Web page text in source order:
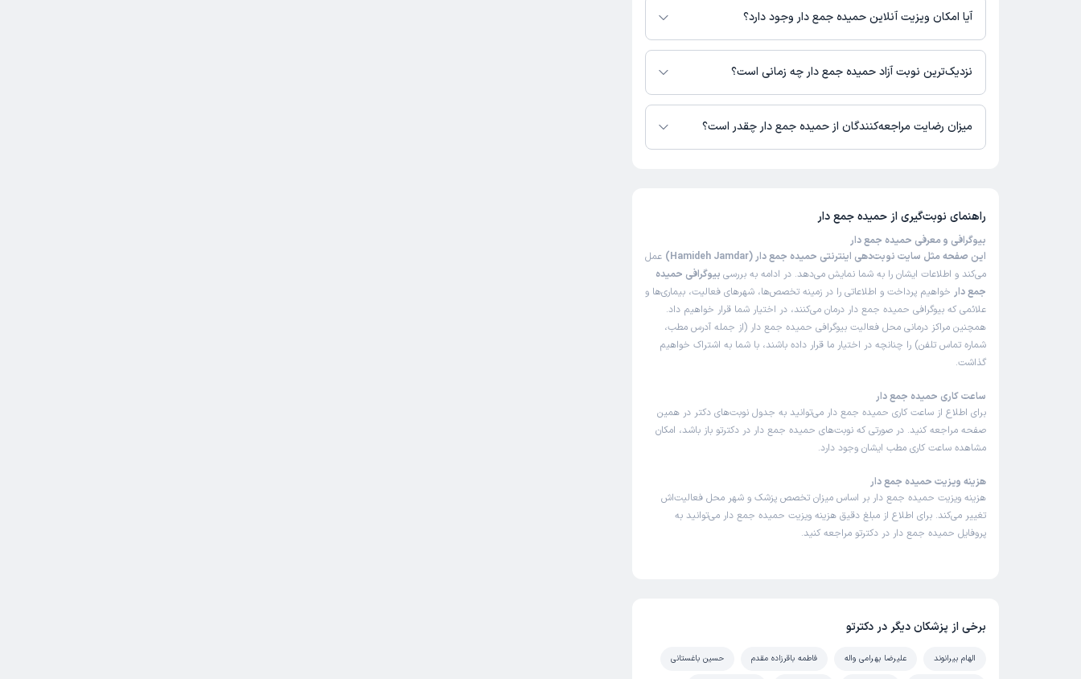
آیا امکان ویزیت آنلاین حمیده جمع دار وجود دارد؟
در حال حاضر اطلاعاتی درباره ارائه ویزیت آنلاین توسط حمیده جمع دار در دسترس
نیست. برای دریافت اطلاعات دقیق‌تر، لطفاً با مطب تماس بگیرید.
نزدیک‌ترین نوبت آزاد حمیده جمع دار چه زمانی است؟
زمان نوبت‌دهی و پذیرش بیماران با هماهنگی مطب مشخص می‌شود.
میزان رضایت مراجعه‌کنندگان از حمیده جمع دار چقدر است؟
راهنمای نوبت‌گیری از حمیده جمع دار
بیوگرافی و معرفی حمیده جمع دار
این صفحه مثل سایت نوبت‌دهی اینترنتی حمیده جمع دار (Hamideh Jamdar)
عمل
می‌کند و اطلاعات ایشان را به شما نمایش می‌دهد. در ادامه به بررسی بیوگرافی حمیده
جمع دار خواهیم پرداخت و اطلاعاتی را در زمینه تخصص‌ها، شهرهای فعالیت، بیماری‌ها و
علائمی که بیوگرافی حمیده جمع دار درمان می‌کنند، در اختیار شما قرار خواهیم داد.
همچنین مراکز درمانی محل فعالیت بیوگرافی حمیده جمع دار (از جمله آدرس مطب،
شماره تماس تلفن) را چنانچه در اختیار ما قرار داده باشند، با شما به اشتراک خواهیم
گذاشت.
ساعت کاری حمیده جمع دار
برای اطلاع از ساعت کاری حمیده جمع دار می‌توانید به جدول نوبت‌های دکتر در همین
صفحه مراجعه کنید. در صورتی که نوبت‌های حمیده جمع دار در دکترتو باز باشد، امکان
مشاهده ساعت کاری مطب ایشان وجود دارد.
هزینه ویزیت حمیده جمع دار
هزینه ویزیت حمیده جمع دار بر اساس میزان تخصص پزشک و شهر محل فعالیت‌اش
تغییر می‌کند. برای اطلاع از مبلغ دقیق هزینه ویزیت حمیده جمع دار می‌توانید به
پروفایل حمیده جمع دار در دکترتو مراجعه کنید.
برخی از پزشکان دیگر در دکترتو
الهام بیرانوند علیرضا بهرامی واله فاطمه باقرزاده مقدم حسین باغستانی